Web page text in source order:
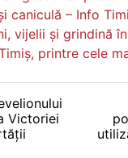
caniculă – Info
vijelii și grindină
printre cele
Victoriei